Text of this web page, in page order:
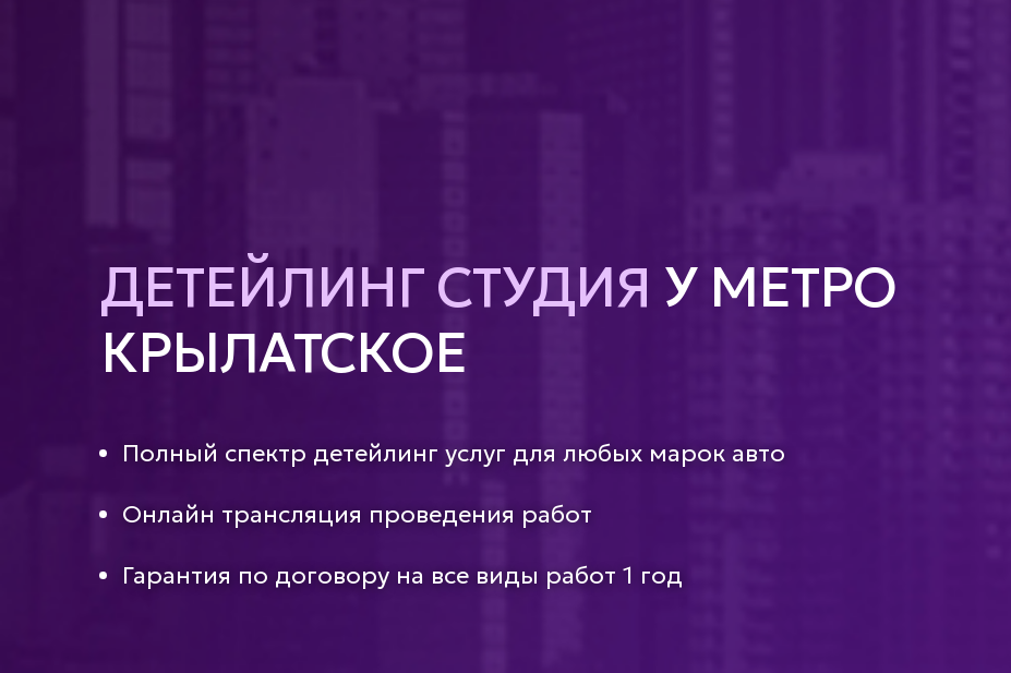
ДЕТЕЙЛИНГ СТУДИЯ У МЕТРО
КРЫЛАТСКОЕ
Полный спектр детейлинг услуг для любых марок авто
Онлайн трансляция проведения работ
Гарантия по договору на все виды работ 1 год